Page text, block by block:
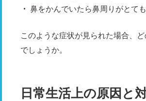
鼻をかんでいたら鼻周りがとて
このような症状が見られた場合、
でしょうか。
日常生活上の原因と